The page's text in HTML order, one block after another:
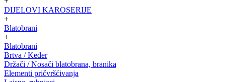
DIJELOVI KAROSERIJE
+
Blatobrani
+
Blatobrani
Brtva / Keder
Držači / Nosači blatobrana, branika
Elementi pričvršćivanja